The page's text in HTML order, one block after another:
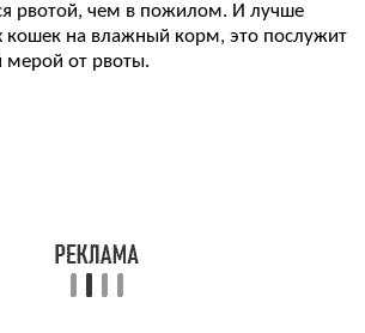
рвотой, чем в пожилом. И лучше
кошек на влажный корм, это послужит
мерой от рвоты.